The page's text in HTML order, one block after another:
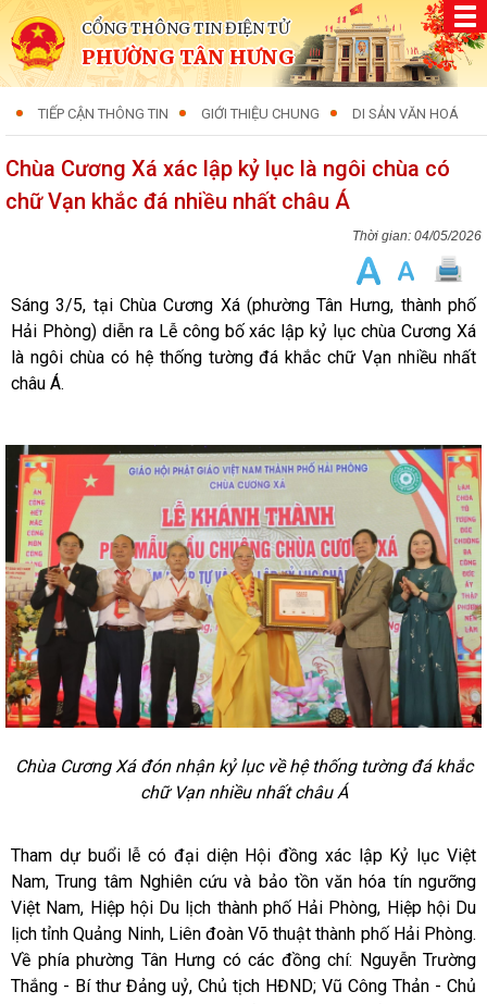
CỔNG THÔNG TIN ĐIỆN TỬ
PHƯỜNG TÂN HƯNG
TIẾP CẬN THÔNG TIN GIỚI THIỆU CHUNG DI SẢN VĂN HOÁ
Chùa Cương Xá xác lập kỷ lục là ngôi chùa có
chữ Vạn khắc đá nhiều nhất châu Á
04/05/2026
Sáng 3/5, tại Chùa Cương Xá (phường Tân Hưng, thành phố
Hải Phòng) diễn ra Lễ công bố xác lập kỷ lục chùa Cương Xá
là ngôi chùa có hệ thống tường đá khắc chữ Vạn nhiều nhất
châu Á.
Chùa Cương Xá đón nhận kỷ lục về hệ thống tường đá khắc
chữ Vạn nhiều nhất châu Á
Tham dự buổi lễ có đại diện Hội đồng xác lập Kỷ lục Việt
Nam, Trung tâm Nghiên cứu và bảo tồn văn hóa tín ngưỡng
Việt Nam, Hiệp hội Du lịch thành phố Hải Phòng, Hiệp hội Du
lịch tỉnh Quảng Ninh, Liên đoàn Võ thuật thành phố Hải Phòng.
Về phía phường Tân Hưng có các đồng chí: Nguyễn Trường
Thắng - Bí thư Đảng uỷ, Chủ tịch HĐND; Vũ Công Thản - Chủ